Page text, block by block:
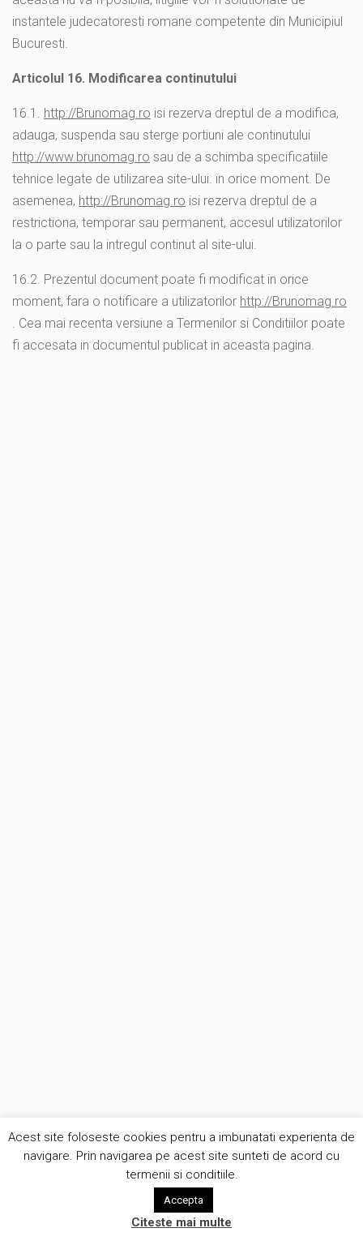
instantele judecatoresti romane competente din Municipiul
Bucuresti.
Articolul 16. Modificarea continutului
16.1. http://Brunomag.ro isi rezerva dreptul de a modifica,
adauga, suspenda sau sterge portiuni ale continutului
http://www.brunomag.ro sau de a schimba specificatiile
tehnice legate de utilizarea site-ului. in orice moment. De
asemenea, http://Brunomag.ro isi rezerva dreptul de a
restrictiona, temporar sau permanent, accesul utilizatorilor
la o parte sau la intregul continut al site-ului.
16.2. Prezentul document poate fi modificat in orice
moment, fara o notificare a utilizatorilor http://Brunomag.ro
. Cea mai recenta versiune a Termenilor si Conditiilor poate
fi accesata in documentul publicat in aceasta pagina.
Acest site foloseste cookies pentru a imbunatati experienta de
navigare. Prin navigarea pe acest site sunteti de acord cu
termenii si conditiile.
Accepta
Citeste mai multe